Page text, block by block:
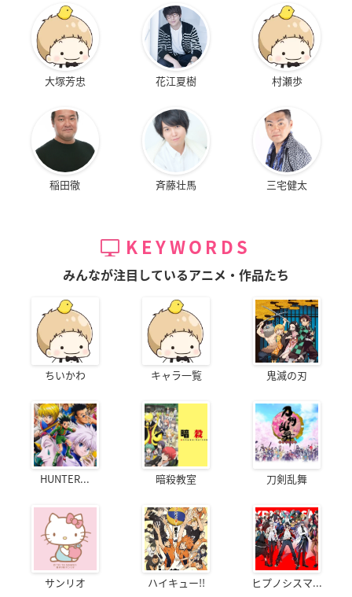
大塚芳忠 花江夏樹 村瀬歩
稲田徹 斉藤壮馬 三宅健太
KEYWORDS
みんなが注目しているアニメ・作品たち
ちいかわ キャラ一覧 鬼滅の刃
HUNTER... 暗殺教室 刀剣乱舞
サンリオ ハイキュー!! ヒプノシスマ...